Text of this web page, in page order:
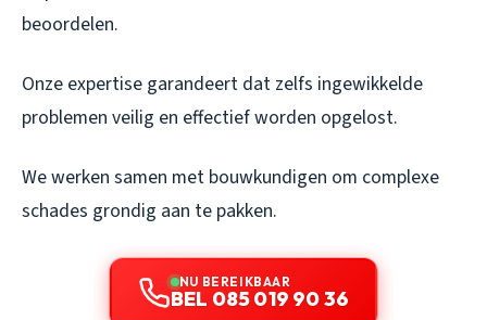
beoordelen.
Onze expertise garandeert dat zelfs ingewikkelde
problemen veilig en effectief worden opgelost.
We werken samen met bouwkundigen om complexe
schades grondig aan te pakken.
NU BEREIKBAAR
BEL 085 019 90 36